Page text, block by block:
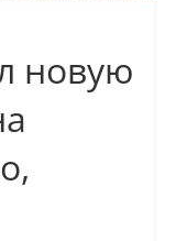
новую